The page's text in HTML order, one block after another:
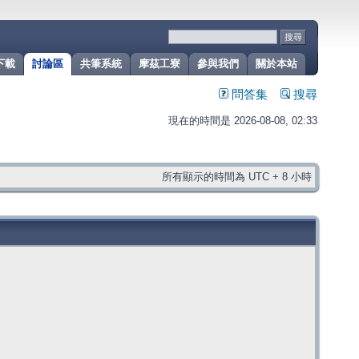
關於本站
參與我們
摩茲工寮
共筆系統
討論區
載
問答集 搜尋
現在的時間是 2026-08-08, 02:33
所有顯示的時間為 UTC + 8 小時